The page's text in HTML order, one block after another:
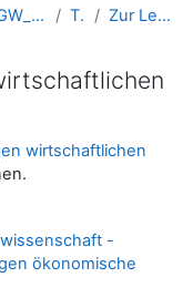
GW_FDoekonomie_Linz_Koegler_2019ws T2 - 21. Okt. 2019 Zur Lektion "Grundlagen wirtschaftlichen Handelns"
wirtschaftlichen
-
ökonomische